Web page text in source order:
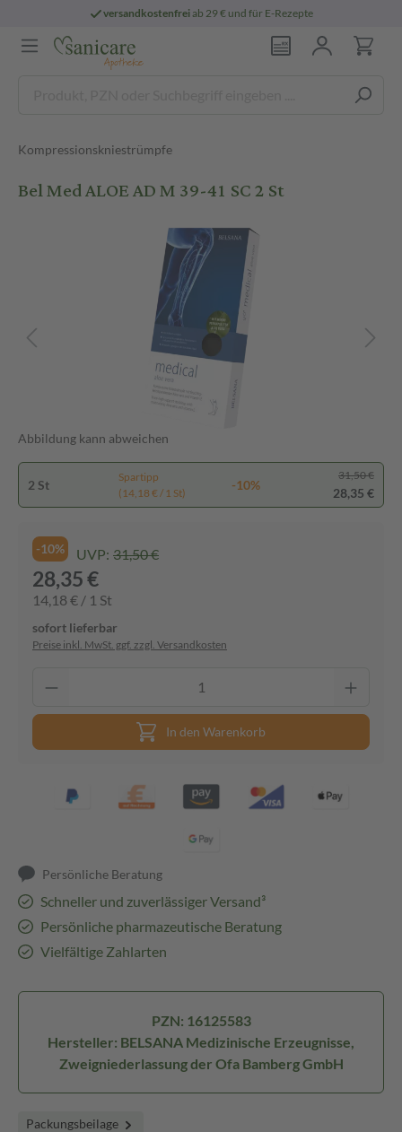
versandkostenfreiab 29 € und für E-Rezepte
Kompressionskniestrümpfe
Bel Med ALOE AD M 39-41 SC 2 St
Abbildung kann abweichen
2 St
Spartipp
(14,18 € / 1 St)
-10%
31,50 €
28,35 €
-10% UVP: 31,50 €
28,35 €
14,18 € / 1 St
sofort lieferbar
Preise inkl. MwSt. ggf. zzgl. Versandkosten
In den Warenkorb
Persönliche Beratung
Schneller und zuverlässiger Versand³
Persönliche pharmazeutische Beratung
Vielfältige Zahlarten
PZN: 16125583
Hersteller: BELSANA Medizinische Erzeugnisse,
Zweigniederlassung der Ofa Bamberg GmbH
Packungsbeilage